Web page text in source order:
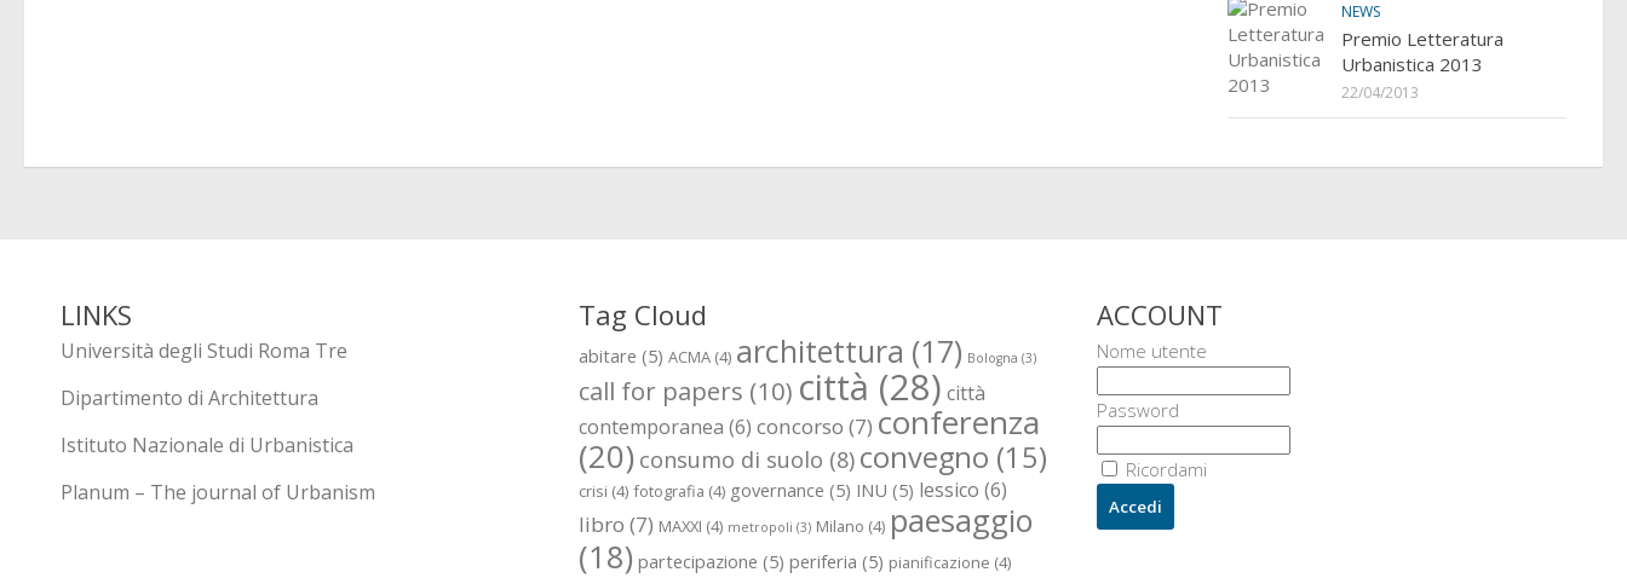
NEWS
Premio Letteratura
Urbanistica 2013
22/04/2013
LINKS
Università degli Studi Roma Tre
Dipartimento di Architettura
Istituto Nazionale di Urbanistica
Planum – The journal of Urbanism
Tag Cloud
abitare (5) ACMA(4) architettura (17) Bologna (3)
call for papers (10) città (28) città
contemporanea (6) concorso (7) conferenza
(20) consumo di suolo (8) convegno (15)
crisi (4) fotografia (4) governance (5) INU (5) lessico (6)
libro (7) MAXXI (4) metropoli (3) Milano (4) paesaggio
(18) partecipazione (5) periferia (5) pianificazione (4)
ACCOUNT
Nome utente
Password
Ricordami